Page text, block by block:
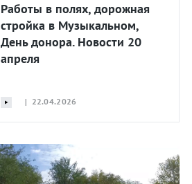
Работы в полях, дорожная
стройка в Музыкальном,
День донора. Новости 20
апреля
| 22.04.2026